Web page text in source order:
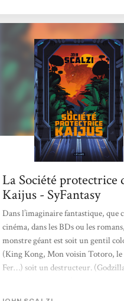
dépaysant que le monde des kaijus
héros, tandis que les références à la
culture sont nombreuses, des films
monstres à la littérature SF, en
La Société protectrice
Kaijus - SyFantasy
Dans l’imaginaire fantastique, que
cinéma, dans les BDs ou les
monstre géant est soit un gentil
(King Kong, Mon voisin Totoro, le
Fer…) soit un destructeur.